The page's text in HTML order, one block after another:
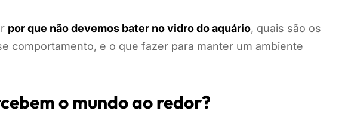
por que não devemos bater no vidro do aquário, quais são os
comportamento, e o que fazer para manter um ambiente
o mundo ao redor?